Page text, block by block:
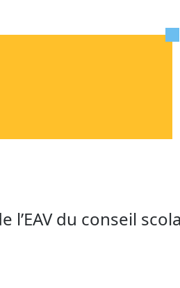
l’EAV du conseil